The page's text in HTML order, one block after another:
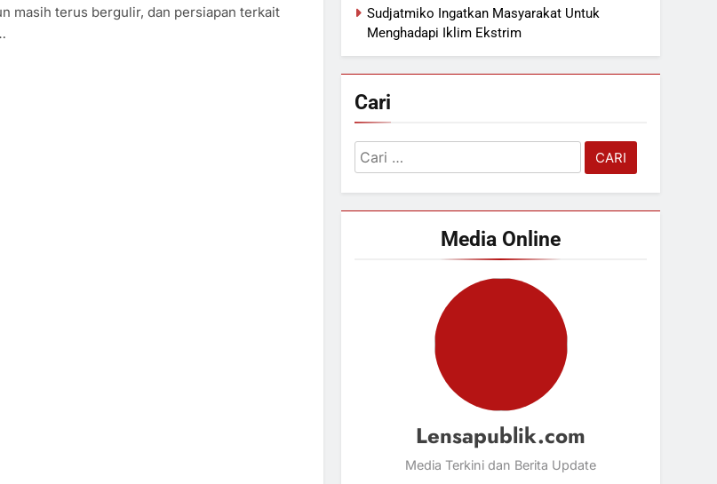
masih terus bergulir, dan persiapan terkait
Sudjatmiko Ingatkan Masyarakat Untuk
Menghadapi Iklim Ekstrim
Cari
Cari
untuk:
Media Online
Lensapublik.com
Media Terkini dan Berita Update